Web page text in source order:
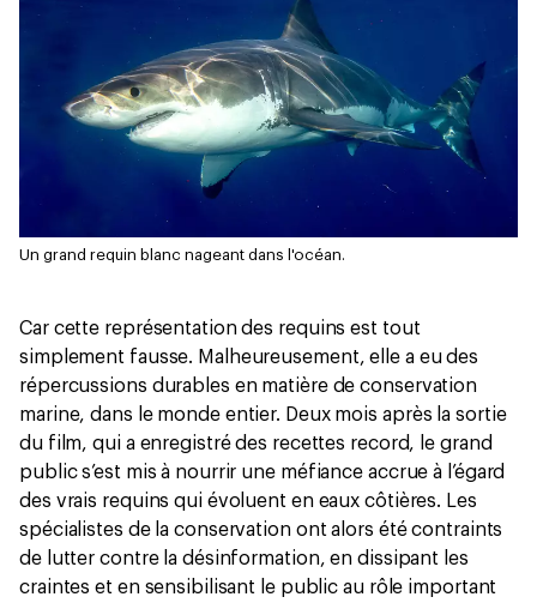
Un grand requin blanc nageant dans l'océan.
Car cette représentation des requins est tout
simplement fausse. Malheureusement, elle a eu des
répercussions durables en matière de conservation
marine, dans le monde entier. Deux mois après la sortie
du film, qui a enregistré des recettes record, le grand
public s’est mis à nourrir une méfiance accrue à l’égard
des vrais requins qui évoluent en eaux côtières. Les
spécialistes de la conservation ont alors été contraints
de lutter contre la désinformation, en dissipant les
craintes et en sensibilisant le public au rôle important